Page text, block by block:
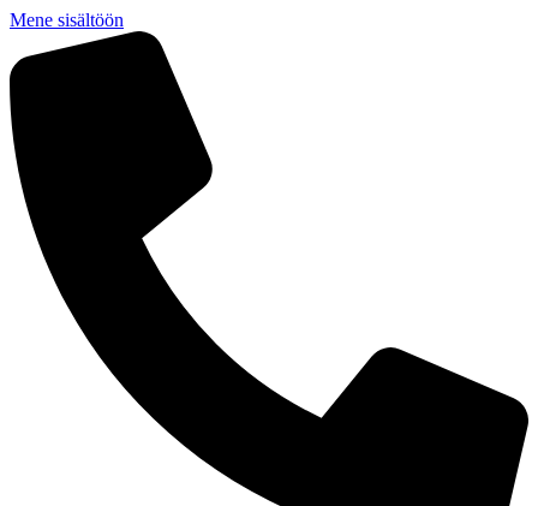
Mene sisältöön